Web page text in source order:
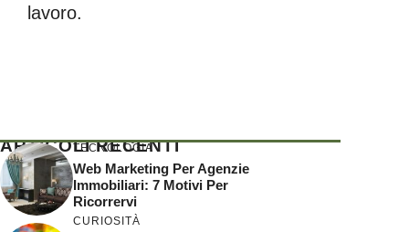
lavoro.
ARTICOLI RECENTI
TECNOLOGIA
Web Marketing Per Agenzie
Immobiliari: 7 Motivi Per
Ricorrervi
CURIOSITÀ